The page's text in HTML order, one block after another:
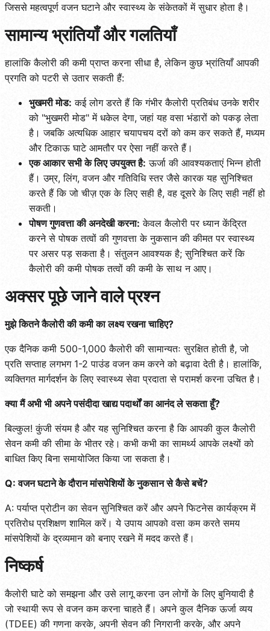
जिससे महत्वपूर्ण वजन घटाने और स्वास्थ्य के संकेतकों में सुधार होता है।
सामान्य भ्रांतियाँ और गलतियाँ
हालांकि कैलोरी की कमी प्राप्त करना सीधा है, लेकिन कुछ भ्रांतियाँ आपकी
प्रगति को पटरी से उतार सकती हैं:
भुखमरी मोड: कई लोग डरते हैं कि गंभीर कैलोरी प्रतिबंध उनके शरीर
को "भुखमरी मोड" में धकेल देगा, जहां यह वसा भंडारों को पकड़ लेता
है। जबकि अत्यधिक आहार चयापचय दरों को कम कर सकते हैं, मध्यम
और टिकाऊ घाटे आमतौर पर ऐसा नहीं करते हैं।
एक आकार सभी के लिए उपयुक्त है: ऊर्जा की आवश्यकताएं भिन्न होती
हैं। उम्र, लिंग, वजन और गतिविधि स्तर जैसे कारक यह सुनिश्चित
करते हैं कि जो चीज़ एक के लिए सही है, वह दूसरे के लिए सही नहीं हो
सकती।
पोषण गुणवत्ता की अनदेखी करना: केवल कैलोरी पर ध्यान केंद्रित
करने से पोषक तत्वों की गुणवत्ता के नुकसान की कीमत पर स्वास्थ्य
पर असर पड़ सकता है। संतुलन आवश्यक है; सुनिश्चित करें कि
कैलोरी की कमी पोषक तत्वों की कमी के साथ न आए।
अक्सर पूछे जाने वाले प्रश्न
मुझे कितने कैलोरी की कमी का लक्ष्य रखना चाहिए?
एक दैनिक कमी 500-1,000 कैलोरी की सामान्यतः सुरक्षित होती है, जो
प्रति सप्ताह लगभग 1-2 पाउंड वजन कम करने को बढ़ावा देती है। हालांकि,
व्यक्तिगत मार्गदर्शन के लिए स्वास्थ्य सेवा प्रदाता से परामर्श करना उचित है।
क्या मैं अभी भी अपने पसंदीदा खाद्य पदार्थों का आनंद ले सकता हूँ?
बिल्कुल! कुंजी संयम है और यह सुनिश्चित करना है कि आपकी कुल कैलोरी
सेवन कमी की सीमा के भीतर रहे। कभी कभी का सामर्थ्य आपके लक्ष्यों को
बाधित किए बिना समायोजित किया जा सकता है।
Q: वजन घटाने के दौरान मांसपेशियों के नुकसान से कैसे बचें?
A: पर्याप्त प्रोटीन का सेवन सुनिश्चित करें और अपने फिटनेस कार्यक्रम में
प्रतिरोध प्रशिक्षण शामिल करें। ये उपाय आपको वसा कम करते समय
मांसपेशियों के द्रव्यमान को बनाए रखने में मदद करते हैं।
निष्कर्ष
कैलोरी घाटे को समझना और उसे लागू करना उन लोगों के लिए बुनियादी है
जो स्थायी रूप से वजन कम करना चाहते हैं। अपने कुल दैनिक ऊर्जा व्यय
(TDEE) की गणना करके, अपनी सेवन की निगरानी करके, और अपने